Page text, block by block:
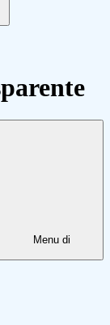
Menu di